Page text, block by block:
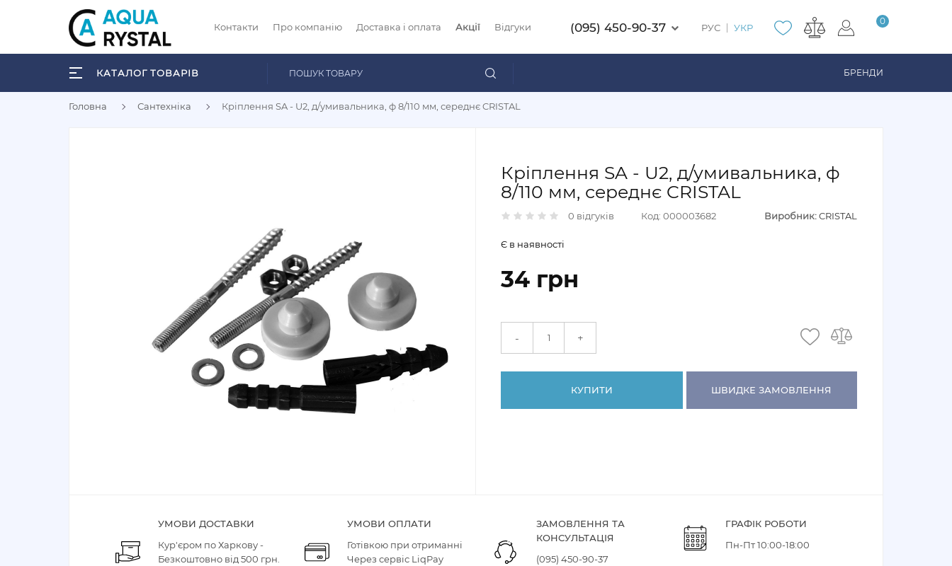
Контакти Про компанію Доставка і оплата Акції Відгуки
0
РУС УКР
(095) 450-90-37
БРЕНДИ
КАТАЛОГ ТОВАРІВ
Головна Сантехніка Кріплення SA - U2, д/умивальника, ф 8/110 мм, середнє CRISTAL
Кріплення SA - U2, д/умивальника, ф
8/110 мм, середнє CRISTAL
0 відгуків Код: 000003682 Виробник:CRISTAL
Є в наявності
34 грн
- +
КУПИТИ ШВИДКЕ ЗАМОВЛЕННЯ
УМОВИ ДОСТАВКИ
Кур'єром по Харкову -
Безкоштовно від 500 грн.
УМОВИ ОПЛАТИ
Готівкою при отриманні
Через сервіс LiqPay
ЗАМОВЛЕННЯ ТА
КОНСУЛЬТАЦІЯ
(095) 450-90-37
ГРАФІК РОБОТИ
Пн-Пт 10:00-18:00